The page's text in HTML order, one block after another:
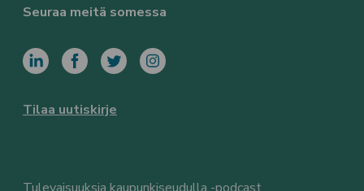
Seuraa meitä somessa
Tilaa uutiskirje